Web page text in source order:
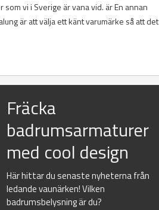
vi i Sverige är vana vid. är En annan
är att välja ett känt varumärke så att det
Fräcka
badrumsarmaturer
med cool design
Här hittar du senaste nyheterna från
ledande vaunärken! Vilken
badrumsbelysning är du?